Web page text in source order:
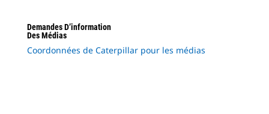
Demandes D’information
Des Médias
Coordonnées de Caterpillar pour les médias